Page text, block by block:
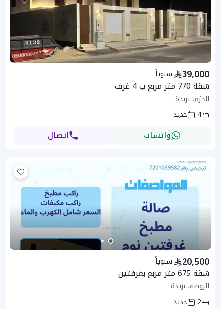
سنوياً 39,000
شقة 770 متر مربع ب 4 غرف
الحزم، بريدة
4
جديد
واتساب اتصال
سنوياً 20,500
شقة 675 متر مربع بغرفتين
الروضة، بريدة
2
جديد